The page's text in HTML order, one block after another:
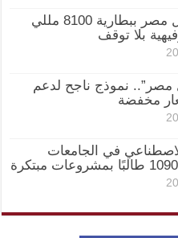
vivo Y500 يصل مصر ببطارية 8100 مللي
بلا توقف
مصر”.. نموذج ناجح لدعم
مخفضة
في الجامعات